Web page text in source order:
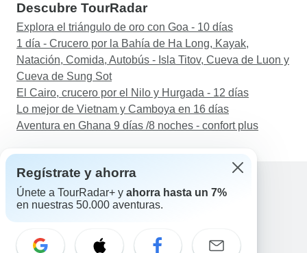
Descubre TourRadar
Explora el triángulo de oro con Goa - 10 días
1 día - Crucero por la Bahía de Ha Long, Kayak,
Natación, Comida, Autobús - Isla Titov, Cueva de Luon y
Cueva de Sung Sot
El Cairo, crucero por el Nilo y Hurgada - 12 días
Lo mejor de Vietnam y Camboya en 16 días
Aventura en Ghana 9 días /8 noches - confort plus
Ayuda
Correo electrónico: support@tourradar.com
Regístrate y ahorra
Únete a TourRadar+ y ahorra hasta un 7%
en nuestras 50.000 aventuras.